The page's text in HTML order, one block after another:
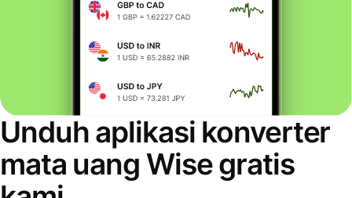
Unduh aplikasi konverter
mata uang Wise gratis